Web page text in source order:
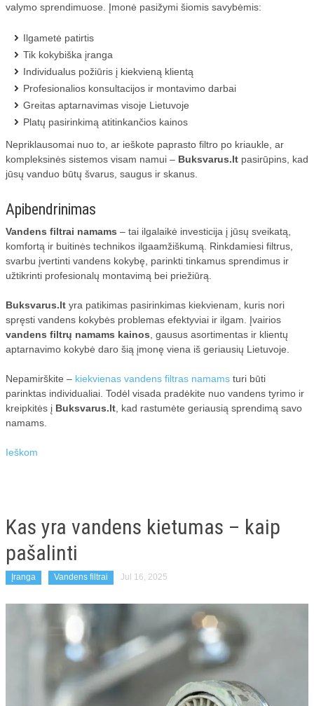
valymo sprendimuose. Įmonė pasižymi šiomis savybėmis:
Ilgametė patirtis
Tik kokybiška įranga
Individualus požiūris į kiekvieną klientą
Profesionalios konsultacijos ir montavimo darbai
Greitas aptarnavimas visoje Lietuvoje
Platų pasirinkimą atitinkančios kainos
Nepriklausomai nuo to, ar ieškote paprasto filtro po kriaukle, ar
kompleksinės sistemos visam namui – Buksvarus.lt pasirūpins, kad
jūsų vanduo būtų švarus, saugus ir skanus.
Apibendrinimas
Vandens filtrai namams – tai ilgalaikė investicija į jūsų sveikatą,
komfortą ir buitinės technikos ilgaamžiškumą. Rinkdamiesi filtrus,
svarbu įvertinti vandens kokybę, parinkti tinkamus sprendimus ir
užtikrinti profesionalų montavimą bei priežiūrą.
Buksvarus.lt yra patikimas pasirinkimas kiekvienam, kuris nori
spręsti vandens kokybės problemas efektyviai ir ilgam. Įvairios
vandens filtrų namams kainos , gausus asortimentas ir klientų
aptarnavimo kokybė daro šią įmonę viena iš geriausių Lietuvoje.
Nepamirškite – kiekvienas vandens filtras namams turi būti
parinktas individualiai. Todėl visada pradėkite nuo vandens tyrimo ir
kreipkitės į Buksvarus.lt , kad rastumėte geriausią sprendimą savo
namams.
Ieškom
Kas yra vandens kietumas – kaip
pašalinti
Įranga Vandens filtrai Jul 16, 2025